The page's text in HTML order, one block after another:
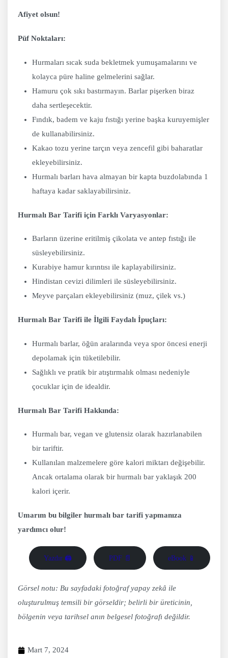
Afiyet olsun!
Püf Noktaları:
Hurmaları sıcak suda bekletmek yumuşamalarını ve
kolayca püre haline gelmelerini sağlar.
Hamuru çok sıkı bastırmayın. Barlar pişerken biraz
daha sertleşecektir.
Fındık, badem ve kaju fıstığı yerine başka kuruyemişler
de kullanabilirsiniz.
Kakao tozu yerine tarçın veya zencefil gibi baharatlar
ekleyebilirsiniz.
Hurmalı barları hava almayan bir kapta buzdolabında 1
haftaya kadar saklayabilirsiniz.
Hurmalı Bar Tarifi için Farklı Varyasyonlar:
Barların üzerine eritilmiş çikolata ve antep fıstığı ile
süsleyebilirsiniz.
Kurabiye hamur kırıntısı ile kaplayabilirsiniz.
Hindistan cevizi dilimleri ile süsleyebilirsiniz.
Meyve parçaları ekleyebilirsiniz (muz, çilek vs.)
Hurmalı Bar Tarifi ile İlgili Faydalı İpuçları:
Hurmalı barlar, öğün aralarında veya spor öncesi enerji
depolamak için tüketilebilir.
Sağlıklı ve pratik bir atıştırmalık olması nedeniyle
çocuklar için de idealdir.
Hurmalı Bar Tarifi Hakkında:
Hurmalı bar, vegan ve glutensiz olarak hazırlanabilen
bir tariftir.
Kullanılan malzemelere göre kalori miktarı değişebilir.
Ancak ortalama olarak bir hurmalı bar yaklaşık 200
kalori içerir.
Umarım bu bilgiler hurmalı bar tarifi yapmanıza
yardımcı olur!
Yazdır 🖨 PDF 📄 eBook 📱
Görsel notu: Bu sayfadaki fotoğraf yapay zekâ ile
oluşturulmuş temsili bir görseldir; belirli bir üreticinin,
bölgenin veya tarihsel anın belgesel fotoğrafı değildir.
Mart 7, 2024